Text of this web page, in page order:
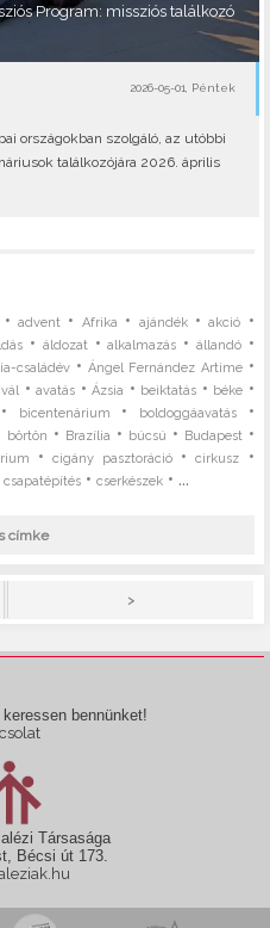
Program: missziós találkozó
2026-05-01, Péntek
országokban szolgáló, az utóbbi
találkozójára 2026. április
•advent • Afrika • ajándék•akció •
• áldozat •alkalmazás • állandó•
családév •Ángel Fernández Artime•
•avatás •Ázsia • beiktatás • béke •
• bicentenárium • boldoggáavatás•
börtön • Brazília • búcsú • Budapest •
•cigány pasztoráció•cirkusz •
csapatépítés •cserkészek • ...
címke
>
bennünket!
Társasága
Bécsi út 173.